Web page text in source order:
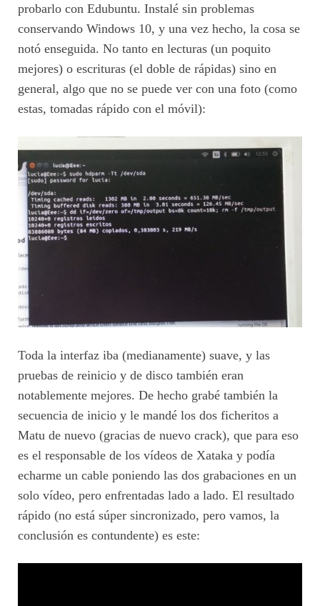
probarlo con Edubuntu. Instalé sin problemas
conservando Windows 10, y una vez hecho, la cosa se
notó enseguida. No tanto en lecturas (un poquito
mejores) o escrituras (el doble de rápidas) sino en
general, algo que no se puede ver con una foto (como
estas, tomadas rápido con el móvil):
Toda la interfaz iba (medianamente) suave, y las
pruebas de reinicio y de disco también eran
notablemente mejores. De hecho grabé también la
secuencia de inicio y le mandé los dos ficheritos a
Matu de nuevo (gracias de nuevo crack), que para eso
es el responsable de los vídeos de Xataka y podía
echarme un cable poniendo las dos grabaciones en un
solo vídeo, pero enfrentadas lado a lado. El resultado
rápido (no está súper sincronizado, pero vamos, la
conclusión es contundente) es este: